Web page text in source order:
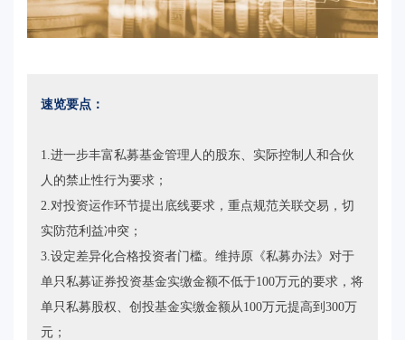
速览要点：
1.进一步丰富私募基金管理人的股东、实际控制人和合伙
人的禁止性行为要求；
2.对投资运作环节提出底线要求，重点规范关联交易，切
实防范利益冲突；
3.设定差异化合格投资者门槛。维持原《私募办法》对于
单只私募证券投资基金实缴金额不低于100万元的要求，将
单只私募股权、创投基金实缴金额从100万元提高到300万
元；